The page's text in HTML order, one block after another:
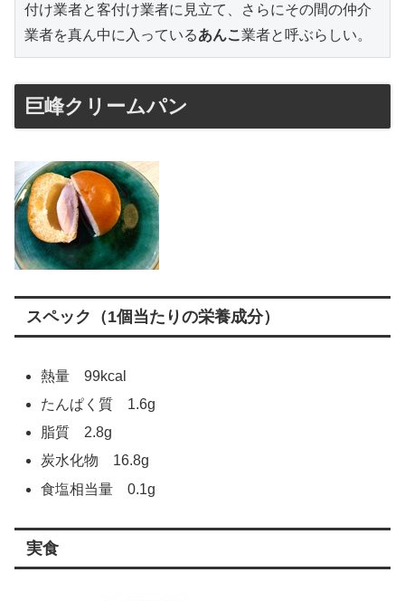
付け業者と客付け業者に見立て、さらにその間の仲介
業者を真ん中に入っているあんこ業者と呼ぶらしい。
巨峰クリームパン
スペック（1個当たりの栄養成分）
熱量 99kcal
たんぱく質 1.6g
脂質 2.8g
炭水化物 16.8g
食塩相当量 0.1g
実食